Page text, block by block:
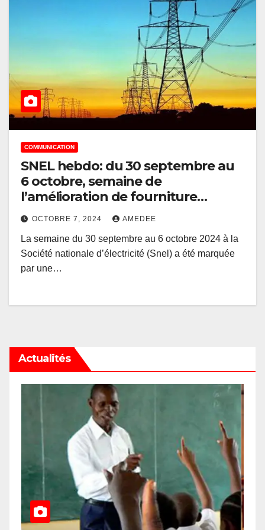
COMMUNICATION
SNEL hebdo: du 30 septembre au
6 octobre, semaine de
l’amélioration de fourniture
électrique
OCTOBRE 7, 2024 AMEDEE
La semaine du 30 septembre au 6 octobre 2024 à la
Société nationale d’électricité (Snel) a été marquée
par une…
Actualités